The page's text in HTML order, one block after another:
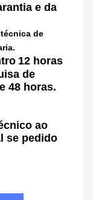
e da
de
12 horas
de
48 horas.
ao
se pedido